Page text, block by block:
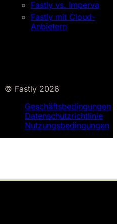
Fastly vs. Imperva
Fastly mit Cloud-
Anbietern
© Fastly 2026
Geschäftsbedingungen
Datenschutzrichtlinie
Nutzungsbedingungen